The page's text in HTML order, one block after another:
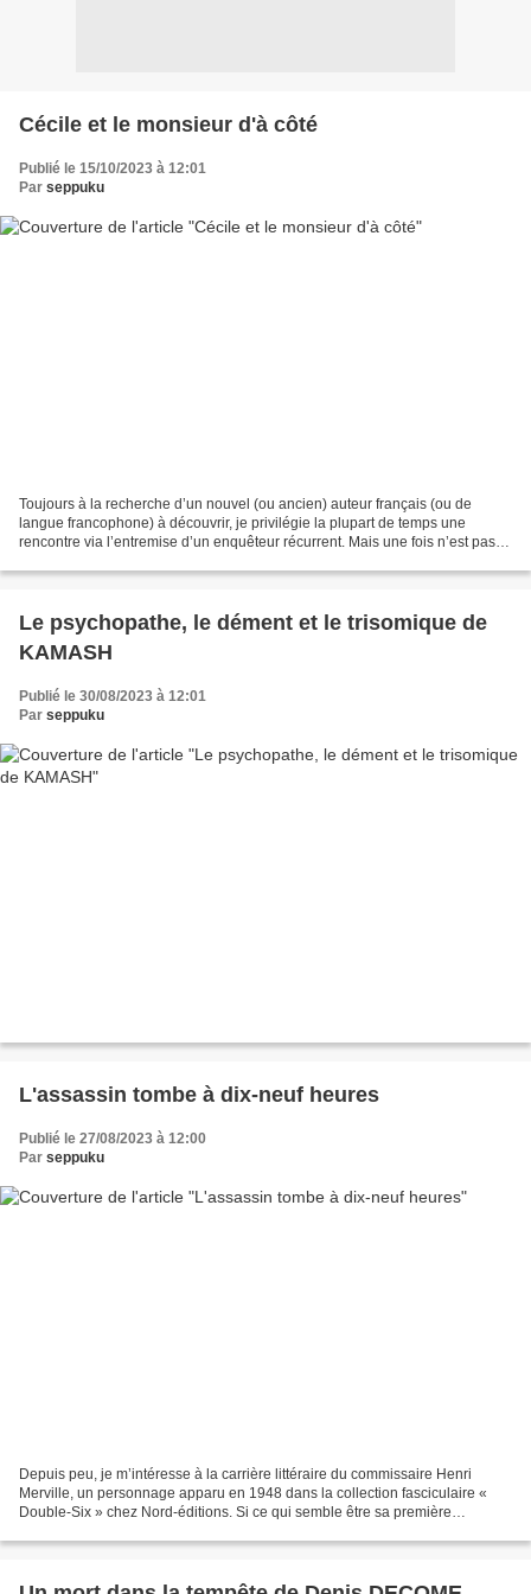
Cécile et le monsieur d'à côté
Publié le 15/10/2023 à 12:01
Par seppuku
Toujours à la recherche d’un nouvel (ou ancien) auteur français (ou de
langue francophone) à découvrir, je privilégie la plupart de temps une
rencontre via l’entremise d’un enquêteur récurrent. Mais une fois n’est pas
Le psychopathe, le dément et le trisomique de
KAMASH
Publié le 30/08/2023 à 12:01
Par seppuku
L'assassin tombe à dix-neuf heures
Publié le 27/08/2023 à 12:00
Par seppuku
Depuis peu, je m’intéresse à la carrière littéraire du commissaire Henri
Merville, un personnage apparu en 1948 dans la collection fasciculaire «
Double-Six » chez Nord-éditions. Si ce qui semble être sa première